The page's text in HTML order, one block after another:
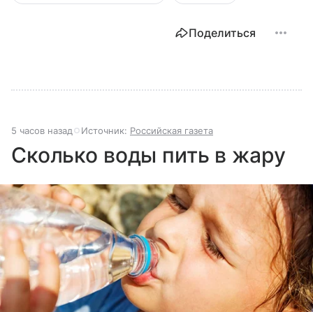
Поделиться
5 часов назад Источник: Российская газета
Сколько воды пить в жару